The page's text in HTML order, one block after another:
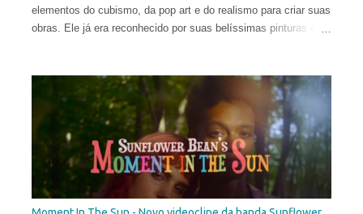
elementos do cubismo, da pop art e do realismo para criar suas
obras. Ele já era reconhecido por suas belíssimas pinturas e
partir de técnicas de spray, viraram referência no mundo
eclético da arte. Porém, em sua fase atual, quebrar as regras
da proporção é sua maior fonte de inspiração e isso o leva a
explorar uma arte mais subjetiva. Belin gosta de definir esse
experimento como "pós-neo-cubismo".